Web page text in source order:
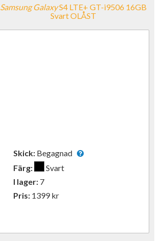
Samsung GalaxyS4 LTE+ GT-i9506 16GB
Svart OLÅST
Skick: Begagnad
Färg:
Svart
I lager: 7
Pris: 1399kr